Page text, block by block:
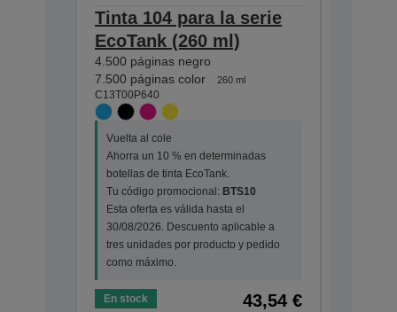
Tinta 104 para la serie
EcoTank (260 ml)
4.500 páginas negro
7.500 páginas color
260 ml
C13T00P640
Vuelta al cole
Ahorra un 10 % en determinadas
botellas de tinta EcoTank.
Tu código promocional: BTS10
Esta oferta es válida hasta el
30/08/2026. Descuento aplicable a
tres unidades por producto y pedido
como máximo.
En stock 43,54 €